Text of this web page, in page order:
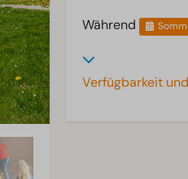
Während
Verfügbarkeit